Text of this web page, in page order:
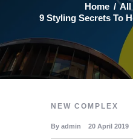
Home All
9 Styling Secrets To
NEW COMPLEX
By admin 20 April 2019